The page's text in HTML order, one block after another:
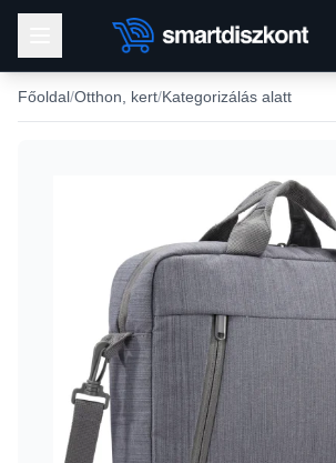
Főoldal Otthon, kert Kategorizálás alatt